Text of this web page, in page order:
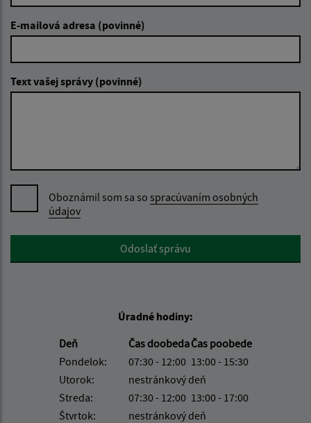
E-mailová adresa (povinné)
Text vašej správy (povinné)
Oboznámil som sa so spracúvaním osobných
údajov
Google reCaptcha ResponseOdoslať správu
Úradné hodiny:
Deň
Čas doobedaČas poobede
Pondelok:
07:30 - 12:00 13:00 - 15:30
Utorok:
nestránkový deň
Streda:
07:30 - 12:00 13:00 - 17:00
Štvrtok:
nestránkový deň